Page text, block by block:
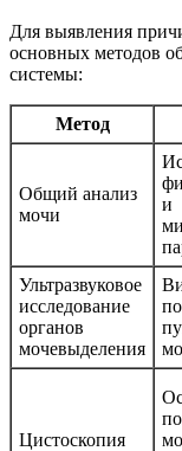
Для выявления
основных методов
системы:
Метод
Общий анализ
мочи
и
Ультразвуковое
исследование
органов
мочевыделения
Цистоскопия